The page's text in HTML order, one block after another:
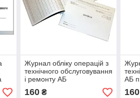
Журнал обліку операцій з
технічного обслуговування
і ремонту АБ
160₴
АБ
160